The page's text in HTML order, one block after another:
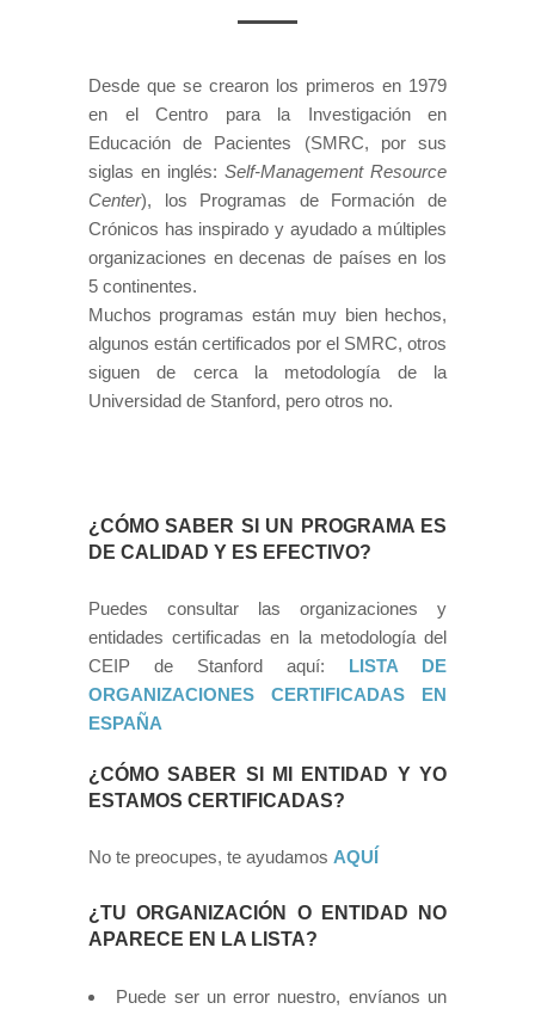
Desde que se crearon los primeros en 1979
en el Centro para la Investigación en
Educación de Pacientes (SMRC, por sus
siglas en inglés: Self-Management Resource
Center), los Programas de Formación de
Crónicos has inspirado y ayudado a múltiples
organizaciones en decenas de países en los
5 continentes.
Muchos programas están muy bien hechos,
algunos están certificados por el SMRC, otros
siguen de cerca la metodología de la
Universidad de Stanford, pero otros no.
¿CÓMO SABER SI UN PROGRAMA ES
DE CALIDAD Y ES EFECTIVO?
Puedes consultar las organizaciones y
entidades certificadas en la metodología del
CEIP de Stanford aquí: LISTA DE
ORGANIZACIONES CERTIFICADAS EN
ESPAÑA
¿CÓMO SABER SI MI ENTIDAD Y YO
ESTAMOS CERTIFICADAS?
No te preocupes, te ayudamos AQUÍ
¿TU ORGANIZACIÓN O ENTIDAD NO
APARECE EN LA LISTA?
Puede ser un error nuestro, envíanos un